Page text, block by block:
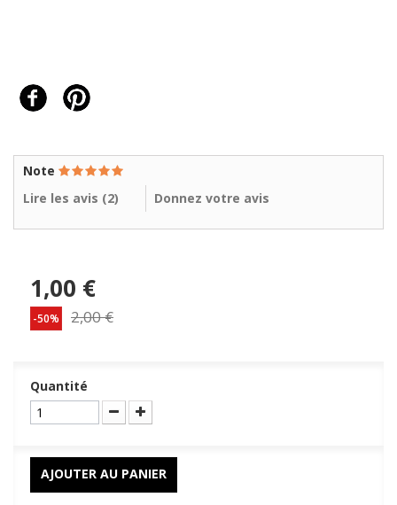
Note
Lire les avis (2) Donnez votre avis
1,00 €
-50% 2,00 €
Quantité
AJOUTER AU PANIER